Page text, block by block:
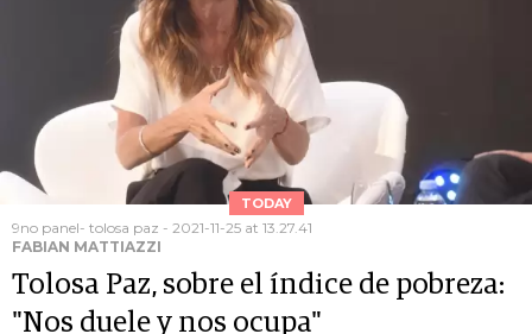
TODAY
9no panel- tolosa paz - 2021-11-25 at 13.27.41
FABIAN MATTIAZZI
Tolosa Paz, sobre el índice de pobreza:
"Nos duele y nos ocupa"